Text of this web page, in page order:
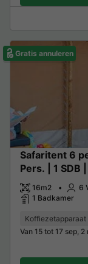
Gratis annuleren
Safaritent 6
Pers. | 1 SDB
16m2 6
1 Badkamer
Koffiezetapparaat
Van 15 tot 17 sep,